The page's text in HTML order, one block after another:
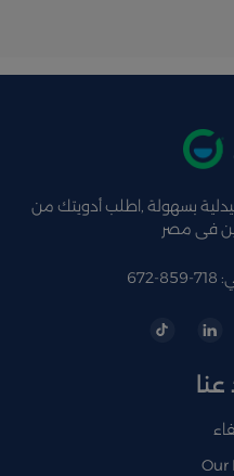
بسهولة ,اطلب أدويتك من
فى مصر
عنا
Our